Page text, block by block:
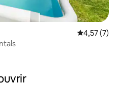
Évaluation
4,57 (7)